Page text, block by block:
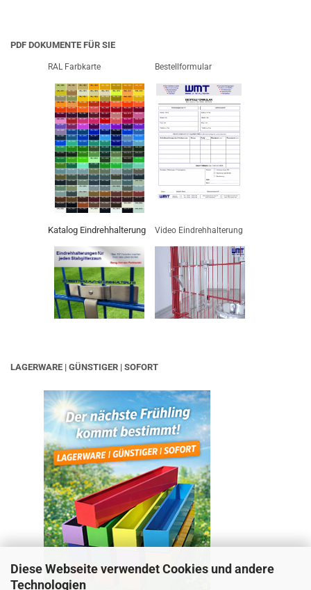
Diese Webseite verwendet Cookies und andere
Technologien
PDF DOKUMENTE FÜR SIE
RAL Farbkarte Bestellformular
Katalog Eindrehhalterung Video Eindrehhalterung
LAGERWARE | GÜNSTIGER | SOFORT